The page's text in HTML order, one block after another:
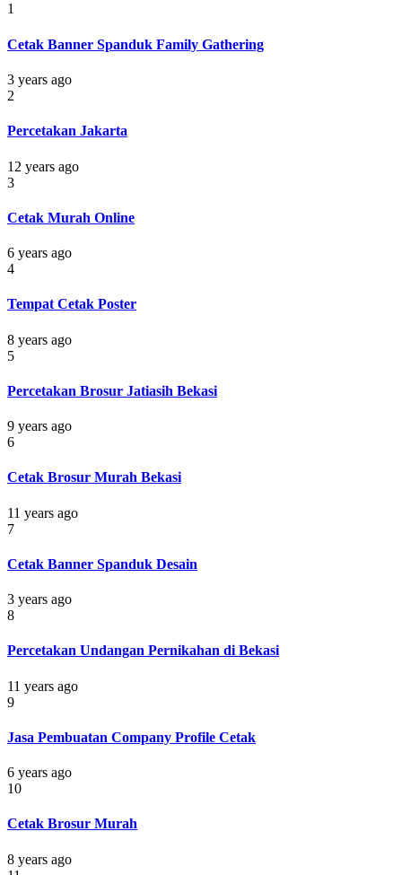
1
Cetak Banner Spanduk Family Gathering
3 years ago
2
Percetakan Jakarta
12 years ago
3
Cetak Murah Online
6 years ago
4
Tempat Cetak Poster
8 years ago
5
Percetakan Brosur Jatiasih Bekasi
9 years ago
6
Cetak Brosur Murah Bekasi
11 years ago
7
Cetak Banner Spanduk Desain
3 years ago
8
Percetakan Undangan Pernikahan di Bekasi
11 years ago
9
Jasa Pembuatan Company Profile Cetak
6 years ago
10
Cetak Brosur Murah
8 years ago